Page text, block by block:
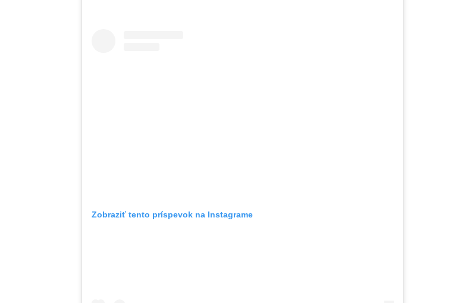
Zobraziť tento príspevok na Instagrame